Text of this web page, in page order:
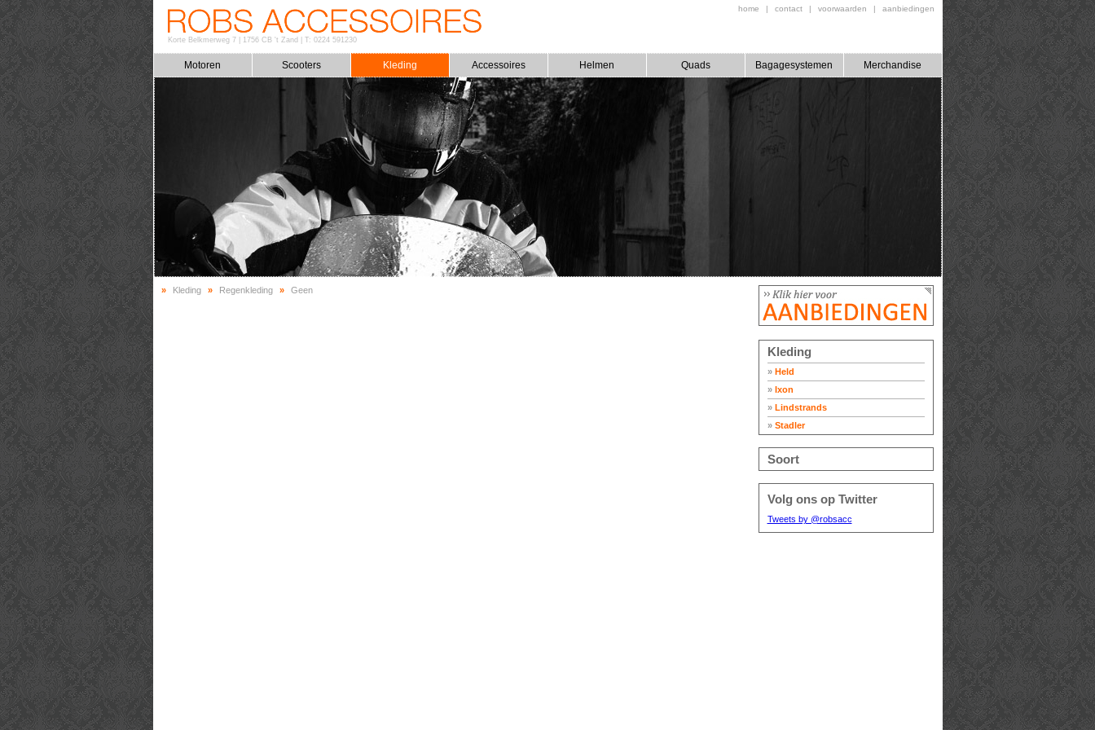
Korte Belkmerweg 7| 1756 CB 't Zand T: 0224 591230
home | contact | voorwaarden | aanbiedingen
Motoren Scooters Kleding Accessoires Helmen Quads Bagagesystemen Merchandise
Kleding
» Held
» Ixon
» Lindstrands
» Stadler
Soort
Volg ons op Twitter
Tweets by @robsacc
» Kleding » Regenkleding » Geen